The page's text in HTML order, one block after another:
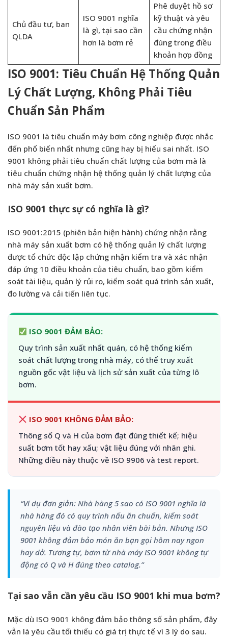
Chủ đầu tư, ban
QLDA
ISO 9001 nghĩa
là gì, tại sao cần
hơn là bơm rẻ
Phê duyệt hồ sơ
kỹ thuật và yêu
cầu chứng nhận
đúng trong điều
khoản hợp đồng
ISO 9001: Tiêu Chuẩn Hệ Thống Quản
Lý Chất Lượng, Không Phải Tiêu
Chuẩn Sản Phẩm
ISO 9001 là tiêu chuẩn máy bơm công nghiệp được nhắc
đến phổ biến nhất nhưng cũng hay bị hiểu sai nhất. ISO
9001 không phải tiêu chuẩn chất lượng của bơm mà là
tiêu chuẩn chứng nhận hệ thống quản lý chất lượng của
nhà máy sản xuất bơm.
ISO 9001 thực sự có nghĩa là gì?
ISO 9001:2015 (phiên bản hiện hành) chứng nhận rằng
nhà máy sản xuất bơm có hệ thống quản lý chất lượng
được tổ chức độc lập chứng nhận kiểm tra và xác nhận
đáp ứng 10 điều khoản của tiêu chuẩn, bao gồm kiểm
soát tài liệu, quản lý rủi ro, kiểm soát quá trình sản xuất,
đo lường và cải tiến liên tục.
ISO 9001 ĐẢM BẢO:
Quy trình sản xuất nhất quán, có hệ thống kiểm
soát chất lượng trong nhà máy, có thể truy xuất
nguồn gốc vật liệu và lịch sử sản xuất của từng lô
bơm.
ISO 9001 KHÔNG ĐẢM BẢO:
Thông số Q và H của bơm đạt đúng thiết kế; hiệu
suất bơm tốt hay xấu; vật liệu đúng với nhãn ghi.
Những điều này thuộc về ISO 9906 và test report.
“Ví dụ đơn giản: Nhà hàng 5 sao có ISO 9001 nghĩa là
nhà hàng đó có quy trình nấu ăn chuẩn, kiểm soát
nguyên liệu và đào tạo nhân viên bài bản. Nhưng ISO
9001 không đảm bảo món ăn bạn gọi hôm nay ngon
hay dở. Tương tự, bơm từ nhà máy ISO 9001 không tự
động có Q và H đúng theo catalog.”
Tại sao vẫn cần yêu cầu ISO 9001 khi mua bơm?
Mặc dù ISO 9001 không đảm bảo thông số sản phẩm, đây
vẫn là yêu cầu tối thiểu có giá trị thực tế vì 3 lý do sau.